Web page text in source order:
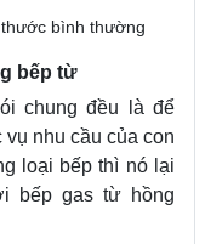
bình thường
bếp từ
chung đều là để
nhu cầu của con
loại bếp thì nó lại
bếp gas từ hồng